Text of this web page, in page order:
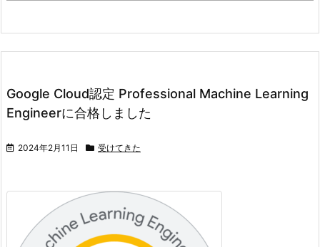
Google Cloud認定 Professional Machine Learning
Engineerに合格しました
2024年2月11日 受けてきた